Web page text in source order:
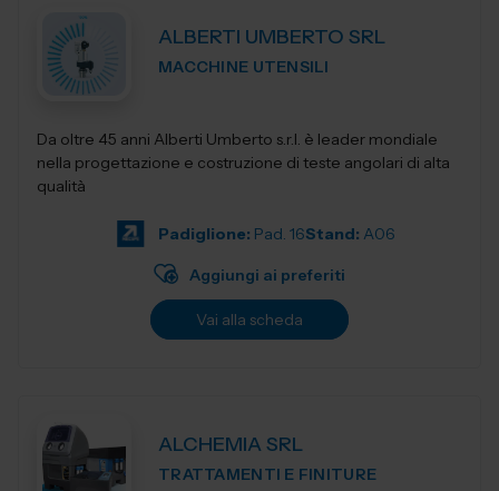
ALBERTI UMBERTO SRL
MACCHINE UTENSILI
Da oltre 45 anni Alberti Umberto s.r.l. è leader mondiale
nella progettazione e costruzione di teste angolari di alta
qualità
Padiglione: Pad. 16Stand: A06
Aggiungi ai preferiti
Vai alla scheda
ALCHEMIA SRL
TRATTAMENTI E FINITURE